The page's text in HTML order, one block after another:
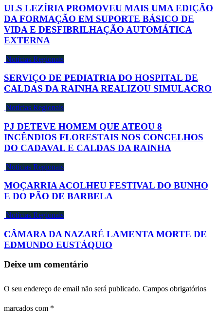
ULS LEZÍRIA PROMOVEU MAIS UMA EDIÇÃO
DA FORMAÇÃO EM SUPORTE BÁSICO DE
VIDA E DESFIBRILHAÇÃO AUTOMÁTICA
EXTERNA
Notícias Regionais
SERVIÇO DE PEDIATRIA DO HOSPITAL DE
CALDAS DA RAINHA REALIZOU SIMULACRO
Notícias Regionais
PJ DETEVE HOMEM QUE ATEOU 8
INCÊNDIOS FLORESTAIS NOS CONCELHOS
DO CADAVAL E CALDAS DA RAINHA
Notícias Regionais
MOÇARRIA ACOLHEU FESTIVAL DO BUNHO
E DO PÃO DE BARBELA
Notícias Regionais
CÂMARA DA NAZARÉ LAMENTA MORTE DE
EDMUNDO EUSTÁQUIO
Deixe um comentário
O seu endereço de email não será publicado. Campos obrigatórios
marcados com *